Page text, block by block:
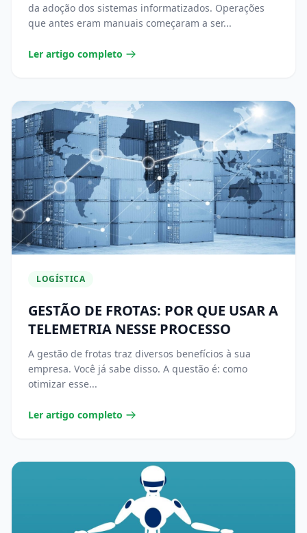
da adoção dos sistemas informatizados. Operações
que antes eram manuais começaram a ser...
Ler artigo completo
LOGÍSTICA
GESTÃO DE FROTAS: POR QUE USAR A
TELEMETRIA NESSE PROCESSO
A gestão de frotas traz diversos benefícios à sua
empresa. Você já sabe disso. A questão é: como
otimizar esse...
Ler artigo completo